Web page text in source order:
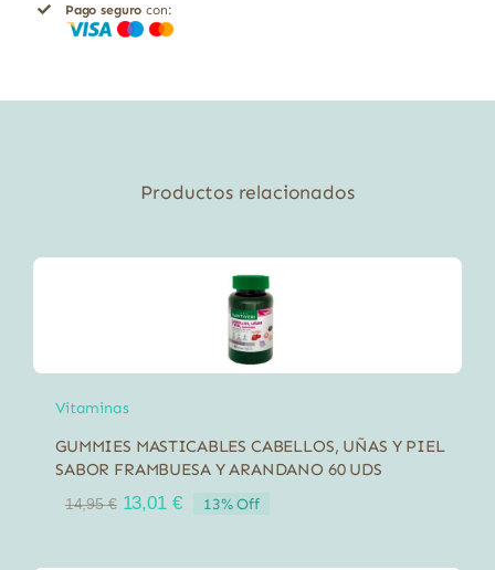
comprimidos
Pago seguro con:
Productos relacionados
Vitaminas
GUMMIES MASTICABLES CABELLOS, UÑAS Y PIEL
SABOR FRAMBUESA Y ARANDANO 60 UDS
14,95€ El
13,01 €El
13% Off